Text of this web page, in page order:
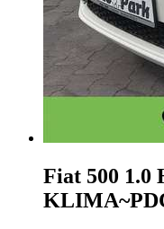
Fiat 500 1.0